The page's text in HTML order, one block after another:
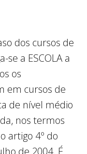
dos cursos de
se a ESCOLA a
os
em cursos de
de nível médio
nos termos
artigo 4º do